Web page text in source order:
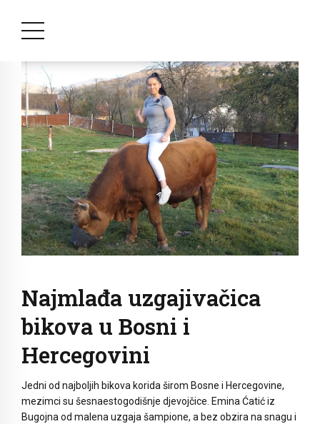
Najmlađa uzgajivačica
bikova u Bosni i
Hercegovini
Jedni od najboljih bikova korida širom Bosne i Hercegovine,
mezimci su šesnaestogodišnje djevojčice. Emina Ćatić iz
Bugojna od malena uzgaja šampione, a bez obzira na snagu i